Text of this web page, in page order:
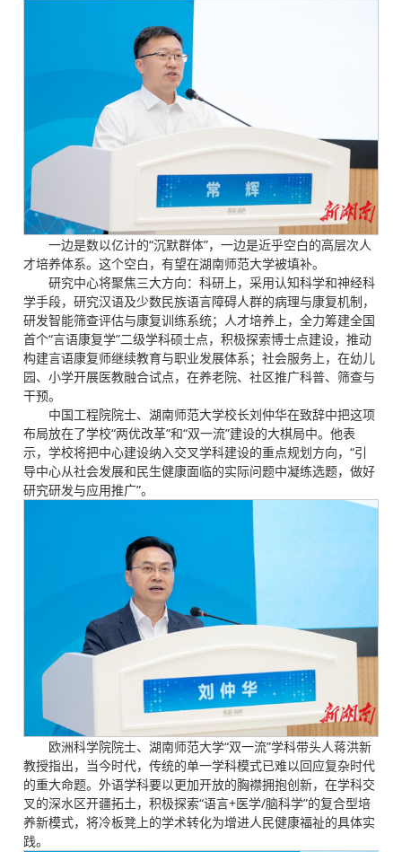
一边是数以亿计的“沉默群体”，一边是近乎空白的高层次人
才培养体系。这个空白，有望在湖南师范大学被填补。
研究中心将聚焦三大方向：科研上，采用认知科学和神经科
学手段，研究汉语及少数民族语言障碍人群的病理与康复机制，
研发智能筛查评估与康复训练系统；人才培养上，全力筹建全国
首个“言语康复学”二级学科硕士点，积极探索博士点建设，推动
构建言语康复师继续教育与职业发展体系；社会服务上，在幼儿
园、小学开展医教融合试点，在养老院、社区推广科普、筛查与
干预。
中国工程院院士、湖南师范大学校长刘仲华在致辞中把这项
布局放在了学校“两优改革”和“双一流”建设的大棋局中。他表
示，学校将把中心建设纳入交叉学科建设的重点规划方向，“引
导中心从社会发展和民生健康面临的实际问题中凝练选题，做好
研究研发与应用推广”。
欧洲科学院院士、湖南师范大学“双一流”学科带头人蒋洪新
教授指出，当今时代，传统的单一学科模式已难以回应复杂时代
的重大命题。外语学科要以更加开放的胸襟拥抱创新，在学科交
叉的深水区开疆拓土，积极探索“语言+医学/脑科学”的复合型培
养新模式，将冷板凳上的学术转化为增进人民健康福祉的具体实
践。